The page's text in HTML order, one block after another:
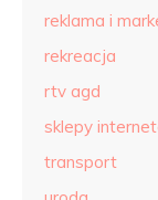
reklama i
rekreacja
rtv agd
sklepy
transport